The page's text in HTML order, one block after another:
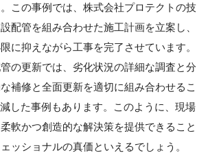
この事例では、株式会社プロテクトの技
配管を組み合わせた施工計画を立案し、
に抑えながら工事を完了させています。
の更新では、劣化状況の詳細な調査と分
補修と全面更新を適切に組み合わせるこ
した事例もあります。このように、現場
軟かつ創造的な解決策を提供できること
ッショナルの真価といえるでしょう。